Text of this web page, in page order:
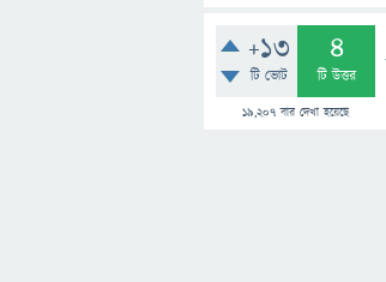
+13
টি ভোট
4
টি উত্তর
19,207 বার দেখা হয়েছে